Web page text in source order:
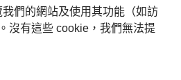
們的網站及使用其功能（如訪
沒有這些 cookie，我們無法提